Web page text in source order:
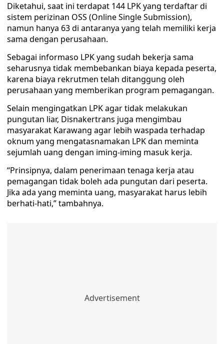
Diketahui, saat ini terdapat 144 LPK yang terdaftar di
sistem perizinan OSS (Online Single Submission),
namun hanya 63 di antaranya yang telah memiliki kerja
sama dengan perusahaan.
Sebagai informaso LPK yang sudah bekerja sama
seharusnya tidak membebankan biaya kepada peserta,
karena biaya rekrutmen telah ditanggung oleh
perusahaan yang memberikan program pemagangan.
Selain mengingatkan LPK agar tidak melakukan
pungutan liar, Disnakertrans juga mengimbau
masyarakat Karawang agar lebih waspada terhadap
oknum yang mengatasnamakan LPK dan meminta
sejumlah uang dengan iming-iming masuk kerja.
“Prinsipnya, dalam penerimaan tenaga kerja atau
pemagangan tidak boleh ada pungutan dari peserta.
Jika ada yang meminta uang, masyarakat harus lebih
berhati-hati,” tambahnya.